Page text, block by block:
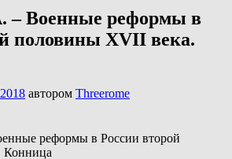
– Военные реформы в
половины XVII века.
автором Threerome